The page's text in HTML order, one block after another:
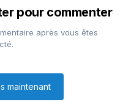
pour commenter
après vous êtes
maintenant